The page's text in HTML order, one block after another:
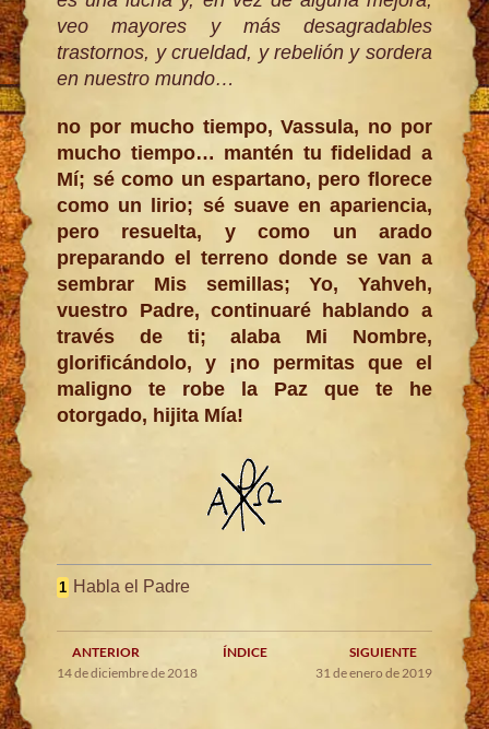
veo mayores y más desagradables
trastornos, y crueldad, y rebelión y sordera
en nuestro mundo…
no por mucho tiempo, Vassula, no por
mucho tiempo… mantén tu fidelidad a
Mí; sé como un espartano, pero florece
como un lirio; sé suave en apariencia,
pero resuelta, y como un arado
preparando el terreno donde se van a
sembrar Mis semillas; Yo, Yahveh,
vuestro Padre, continuaré hablando a
través de ti; alaba Mi Nombre,
glorificándolo, y ¡no permitas que el
maligno te robe la Paz que te he
otorgado, hijita Mía!
1 Habla el Padre
ANTERIOR ÍNDICE
SIGUIENTE
14 de diciembre de 2018
31 de enero de 2019